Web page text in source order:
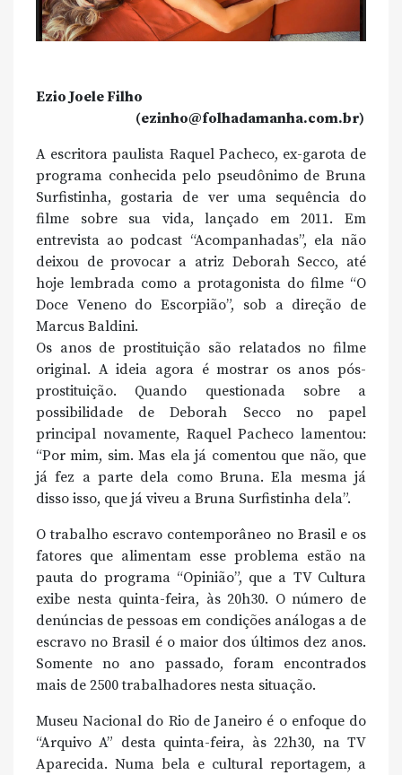
Ezio Joele Filho
(ezinho@folhadamanha.com.br)
A escritora paulista Raquel Pacheco, ex-garota de
programa conhecida pelo pseudônimo de Bruna
Surfistinha, gostaria de ver uma sequência do
filme sobre sua vida, lançado em 2011. Em
entrevista ao podcast “Acompanhadas”, ela não
deixou de provocar a atriz Deborah Secco, até
hoje lembrada como a protagonista do filme “O
Doce Veneno do Escorpião”, sob a direção de
Marcus Baldini.
Os anos de prostituição são relatados no filme
original. A ideia agora é mostrar os anos pós-
prostituição. Quando questionada sobre a
possibilidade de Deborah Secco no papel
principal novamente, Raquel Pacheco lamentou:
“Por mim, sim. Mas ela já comentou que não, que
já fez a parte dela como Bruna. Ela mesma já
disso isso, que já viveu a Bruna Surfistinha dela”.
O trabalho escravo contemporâneo no Brasil e os
fatores que alimentam esse problema estão na
pauta do programa “Opinião”, que a TV Cultura
exibe nesta quinta-feira, às 20h30. O número de
denúncias de pessoas em condições análogas a de
escravo no Brasil é o maior dos últimos dez anos.
Somente no ano passado, foram encontrados
mais de 2500 trabalhadores nesta situação.
Museu Nacional do Rio de Janeiro é o enfoque do
“Arquivo A” desta quinta-feira, às 22h30, na TV
Aparecida. Numa bela e cultural reportagem, a